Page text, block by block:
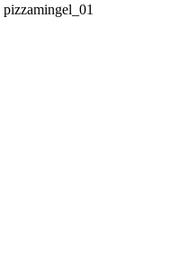
pizzamingel_01